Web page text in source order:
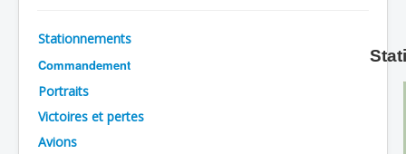
Avions
Personnels
Formation
Stationnements
Commandement
Portraits
Victoires et pertes
Avions